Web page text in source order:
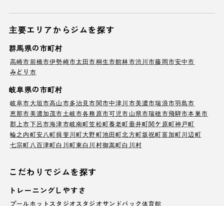
主要エリアからジムを探す
群馬県の市町村
高崎市前橋市伊勢崎市太田市桐生市館林市渋川市藤岡市安中市
みどり市
岐阜県の市町村
岐阜市大垣市高山市多治見市関市中津川市美濃市瑞浪市羽島市
恵那市美濃加茂市土岐市各務原市可児市山県市瑞穂市飛騨市本巣市
郡上市下呂市海津市岐南町笠松町養老町垂井町関ケ原町神戸町
輪之内町安八町揖斐川町大野町池田町北方町坂祝町富加町川辺町
七宗町 八百津町白川町東白川村御嵩町白川村
こだわりでジムを探す
トレーニングしやすさ
プールホットスタジオ スタジオサンドバック体育館